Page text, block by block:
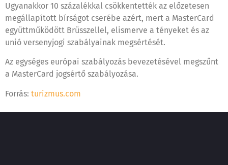
Ugyanakkor 10 százalékkal csökkentették az előzetesen
megállapított bírságot cserébe azért, mert a MasterCard
együttműködött Brüsszellel, elismerve a tényeket és az
unió versenyjogi szabályainak megsértését.
Az egységes európai szabályozás bevezetésével megszűnt
a MasterCard jogsértő szabályozása.
Forrás: turizmus.com